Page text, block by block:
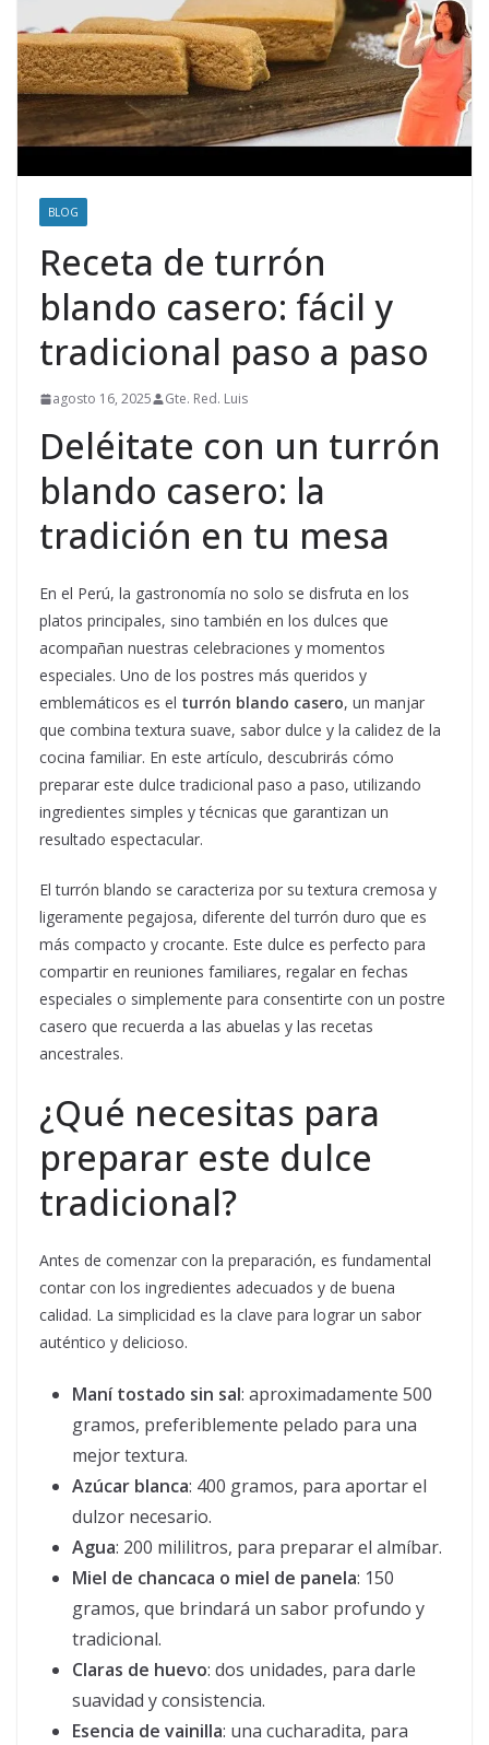
BLOG
Receta de turrón
blando casero: fácil y
tradicional paso a paso
agosto 16, 2025 Gte. Red. Luis
Deléitate con un turrón
blando casero: la
tradición en tu mesa
En el Perú, la gastronomía no solo se disfruta en los
platos principales, sino también en los dulces que
acompañan nuestras celebraciones y momentos
especiales. Uno de los postres más queridos y
emblemáticos es el turrón blando casero, un manjar
que combina textura suave, sabor dulce y la calidez de la
cocina familiar. En este artículo, descubrirás cómo
preparar este dulce tradicional paso a paso, utilizando
ingredientes simples y técnicas que garantizan un
resultado espectacular.
El turrón blando se caracteriza por su textura cremosa y
ligeramente pegajosa, diferente del turrón duro que es
más compacto y crocante. Este dulce es perfecto para
compartir en reuniones familiares, regalar en fechas
especiales o simplemente para consentirte con un postre
casero que recuerda a las abuelas y las recetas
ancestrales.
¿Qué necesitas para
preparar este dulce
tradicional?
Antes de comenzar con la preparación, es fundamental
contar con los ingredientes adecuados y de buena
calidad. La simplicidad es la clave para lograr un sabor
auténtico y delicioso.
Maní tostado sin sal: aproximadamente 500
gramos, preferiblemente pelado para una
mejor textura.
Azúcar blanca: 400 gramos, para aportar el
dulzor necesario.
Agua: 200 mililitros, para preparar el almíbar.
Miel de chancaca o miel de panela: 150
gramos, que brindará un sabor profundo y
tradicional.
Claras de huevo: dos unidades, para darle
suavidad y consistencia.
Esencia de vainilla: una cucharadita, para